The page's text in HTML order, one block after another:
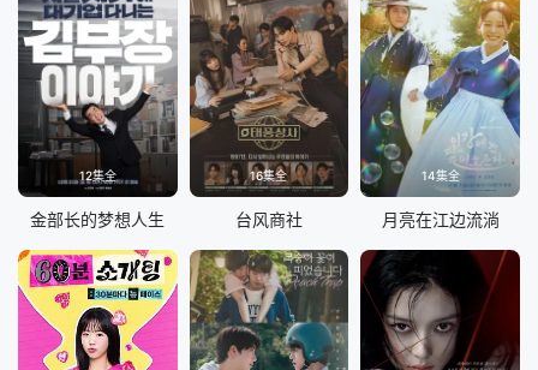
12集全
金部长的梦想人生
16集全
台风商社
14集全
月亮在江边流淌